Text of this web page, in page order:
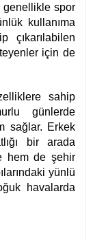
genellikle spor
kullanıma
çıkarılabilen
için de
sahip
günlerde
sağlar. Erkek
bir arada
hem de şehir
yünlü
havalarda